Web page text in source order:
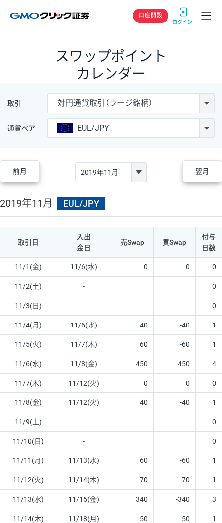
GMOクリック
口座開設
スワップポイント
カレンダー
取引 対円通貨取引（ラージ銘柄）
通貨ペア EUL/JPY
前月 翌月
2019年11月 EUL/JPY
取引日
入出
金日
売Swap 買Swap
付与
日数
11/1(金) 11/6(水) 0 0 0
11/2(土) - 0
11/3(日) - 0
11/4(月) 11/6(水) 40 -40 1
11/5(火) 11/7(木) 60 -60 1
11/6(水) 11/8(金) 450 -450 4
11/7(木) 11/12(火) 0 0 0
11/8(金) 11/12(火) 40 -40 1
11/9(土) - 0
11/10(日) - 0
11/11(月) 11/13(水) 60 -60 1
11/12(火) 11/14(木) 70 -70 1
11/13(水) 11/15(金) 340 -340 3
11/14(木) 11/18(月) 50 -50 1